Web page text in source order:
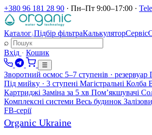
+380 96 181 28 90 · Пн–Пт 9:00–17:00 ·
Каталог↓Підбір фільтраКалькуляторСервіс
⌕
Вхід · Кошик
☰
Зворотний осмос 5–7 ступенів · резервуар
Під мийку · 3 ступені Магістральні Колба
Картриджі Заміна за 5 хв Помʼякшувачі
Комплексні системи Весь будинок
FB-серії
Organic Ukraine